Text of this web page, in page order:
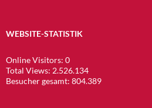
WEBSITE-STATISTIK
Online Visitors: 0
Total Views: 2.526.134
Besucher gesamt: 804.389